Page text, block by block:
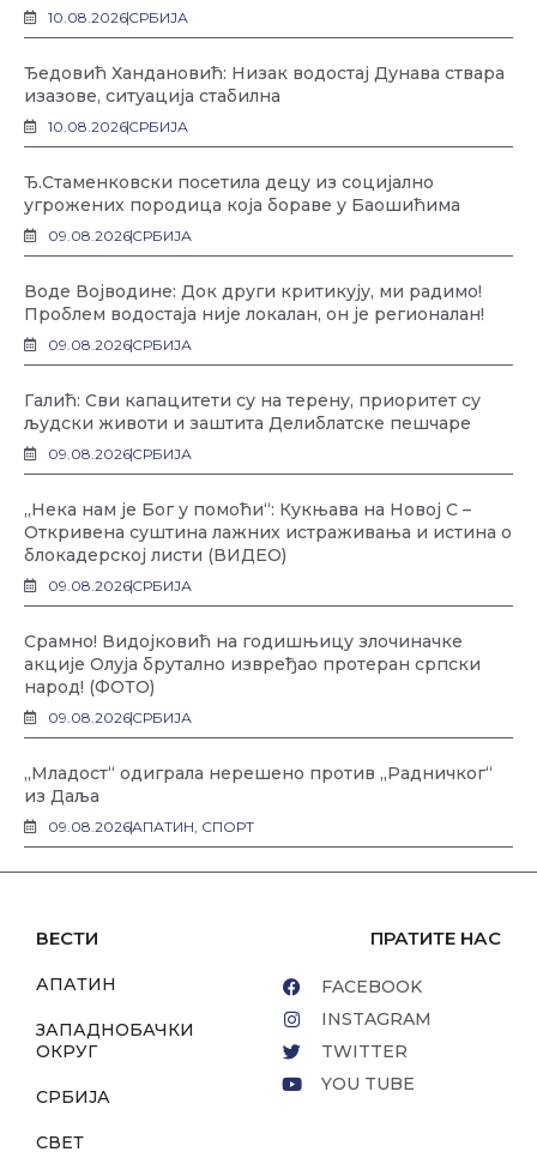
10.08.2026СРБИЈА
Ђедовић Хандановић: Низак водостај Дунава ствара
изазове, ситуација стабилна
10.08.2026СРБИЈА
Ђ.Стаменковски посетила децу из социјално
угрожених породица која бораве у Баошићима
09.08.2026СРБИЈА
Воде Војводине: Док други критикују, ми радимо!
Проблем водостаја није локалан, он је регионалан!
09.08.2026СРБИЈА
Галић: Сви капацитети су на терену, приоритет су
људски животи и заштита Делиблатске пешчаре
09.08.2026СРБИЈА
„Нека нам је Бог у помоћи“: Кукњава на Новој С –
Откривена суштина лажних истраживања и истина о
блокадерској листи (ВИДЕО)
09.08.2026СРБИЈА
Срамно! Видојковић на годишњицу злочиначке
акције Олуја брутално извређао протеран српски
народ! (ФОТО)
09.08.2026СРБИЈА
„Младост“ одиграла нерешено против „Радничког“
из Даља
09.08.2026АПАТИН, СПОРТ
ВЕСТИ
АПАТИН
ЗАПАДНОБАЧКИ
ОКРУГ
СРБИЈА
СВЕТ
ПРАТИТЕ НАС
FACEBOOK
INSTAGRAM
TWITTER
YOU TUBE